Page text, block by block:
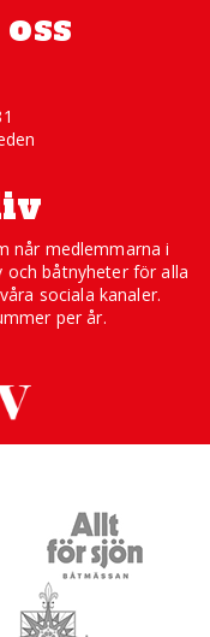
når medlemmarna i
och båtnyheter för alla
sociala kanaler.
per år.